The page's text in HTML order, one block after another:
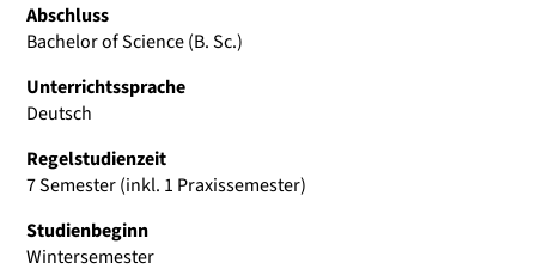
Abschluss
Bachelor of Science (B. Sc.)
Unterrichtssprache
Deutsch
Regelstudienzeit
7 Semester (inkl. 1 Praxissemester)
Studienbeginn
Wintersemester